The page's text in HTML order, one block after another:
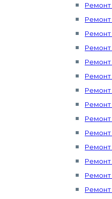
Ремонт
Ремонт
Ремонт
Ремонт
Ремонт
Ремонт
Ремонт
Ремонт
Ремонт
Ремонт
Ремонт
Ремонт
Ремонт